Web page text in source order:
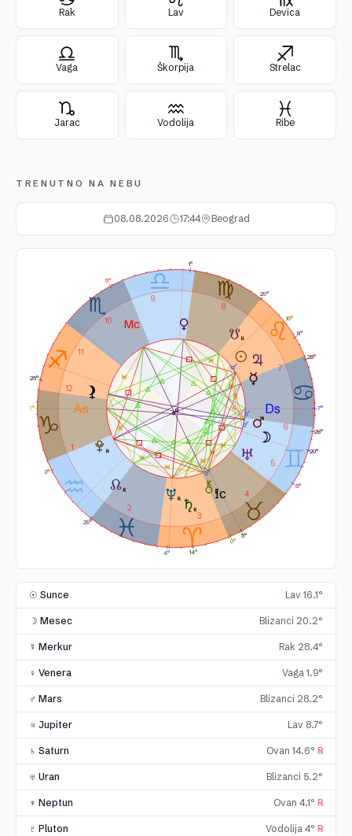
Rak Lav Devica
Vaga Škorpija Strelac
Jarac Vodolija Ribe
TRENUTNO NA NEBU
08.08.2026 17:44 Beograd
1
2
3
4
5
6
7
8
9
10
11
12
16°
20°
28°
1°
28°
8°
14°
5°
4°
3°
29°
0°
7°
5°
7°
5°
25°
29°
☉ Sunce Lav 16.1°
☽ Mesec Blizanci 20.2°
☿ Merkur Rak 28.4°
♀ Venera Vaga 1.9°
♂ Mars Blizanci 28.2°
♃ Jupiter Lav 8.7°
♄ Saturn Ovan 14.6° ℞
♅ Uran Blizanci 5.2°
♆ Neptun Ovan 4.1° ℞
♇ Pluton Vodolija 4° ℞